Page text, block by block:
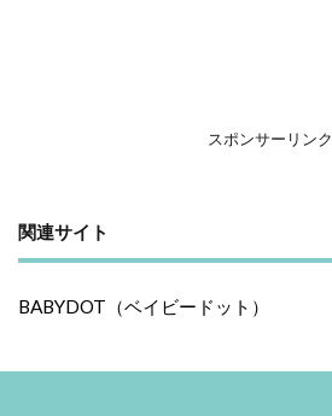
スポンサーリンク
関連サイト
BABYDOT（ベイビードット）